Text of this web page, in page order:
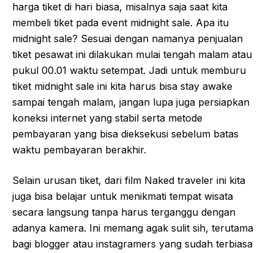
harga tiket di hari biasa, misalnya saja saat kita
membeli tiket pada event midnight sale. Apa itu
midnight sale? Sesuai dengan namanya penjualan
tiket pesawat ini dilakukan mulai tengah malam atau
pukul 00.01 waktu setempat. Jadi untuk memburu
tiket midnight sale ini kita harus bisa stay awake
sampai tengah malam, jangan lupa juga persiapkan
koneksi internet yang stabil serta metode
pembayaran yang bisa dieksekusi sebelum batas
waktu pembayaran berakhir.
Selain urusan tiket, dari film Naked traveler ini kita
juga bisa belajar untuk menikmati tempat wisata
secara langsung tanpa harus terganggu dengan
adanya kamera. Ini memang agak sulit sih, terutama
bagi blogger atau instagramers yang sudah terbiasa